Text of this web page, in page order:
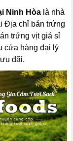
Ninh Hòa là nhà
Địa chỉ bán trứng
trứng vịt giá sỉ
cửa hàng đại lý
đãi.